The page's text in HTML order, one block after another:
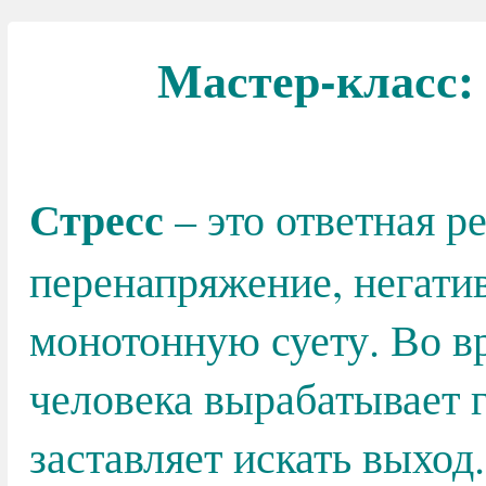
Мастер-
Стресс – это ответная
перенапряжение,
монотонную суету. Во
человека
заставляет искать выход.